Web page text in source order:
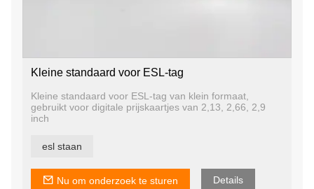
Kleine standaard voor ESL-tag
Kleine standaard voor ESL-tag van klein formaat,
gebruikt voor digitale prijskaartjes van 2,13, 2,66, 2,9
inch
esl staan
Nu om onderzoek te sturen Details